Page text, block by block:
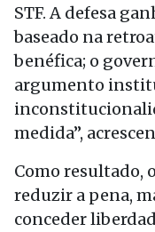
STF. A defesa
baseado na
benéfica; o
argumento
medida”,
Como resultado,
reduzir a pena,
conceder